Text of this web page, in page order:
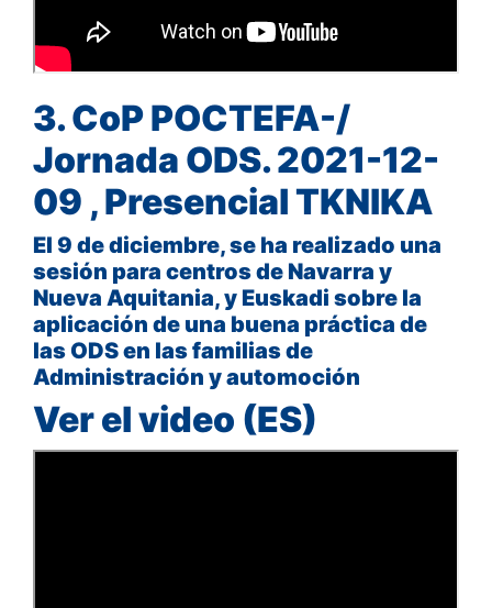
3. CoP POCTEFA-/
Jornada ODS. 2021-12-
09 , Presencial TKNIKA
El 9 de diciembre, se ha realizado una
sesión para centros de Navarra y
Nueva Aquitania, y Euskadi sobre la
aplicación de una buena práctica de
las ODS en las familias de
Administración y automoción
Ver el video (ES)